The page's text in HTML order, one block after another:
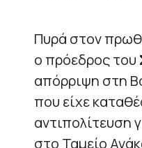
Πυρά στον
ο πρόεδρος του
απόρριψη στη
που είχε
αντιπολίτευση
στο Ταμείο